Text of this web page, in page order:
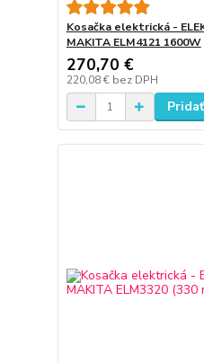
Kosačka elektrická -
MAKITA ELM4121 1600W
270,70 €
220,08 € bez DPH